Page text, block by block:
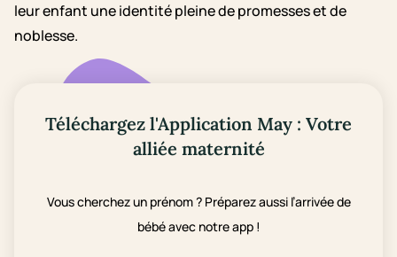
leur enfant une identité pleine de promesses et de
noblesse.
Téléchargez l'Application May : Votre
alliée maternité
Vous cherchez un prénom ? Préparez aussi l’arrivée de
bébé avec notre app !